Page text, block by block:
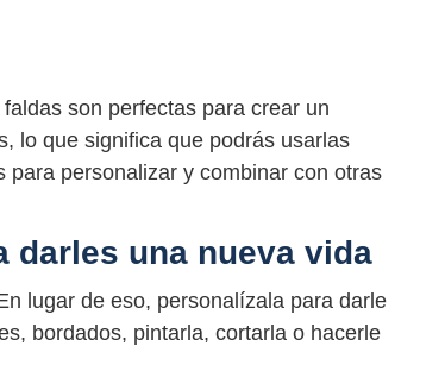
son perfectas para crear un
lo que significa que podrás usarlas
personalizar y combinar con otras
darles una nueva vida
lugar de eso, personalízala para darle
bordados, pintarla, cortarla o hacerle